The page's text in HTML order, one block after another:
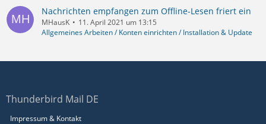
Nachrichten empfangen zum Offline-Lesen friert ein
MHausK
11. April 2021 um 13:15
Allgemeines Arbeiten / Konten einrichten / Installation & Update
Thunderbird Mail DE
Impressum & Kontakt